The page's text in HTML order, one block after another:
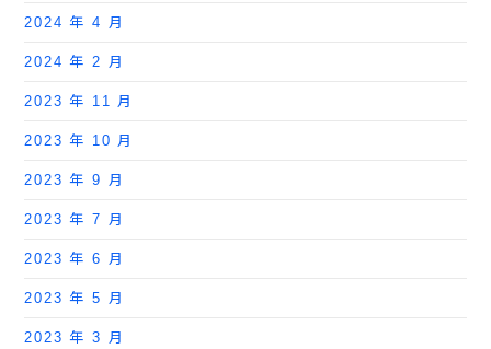
2024 年 4 月
2024 年 2 月
2023 年 11 月
2023 年 10 月
2023 年 9 月
2023 年 7 月
2023 年 6 月
2023 年 5 月
2023 年 3 月